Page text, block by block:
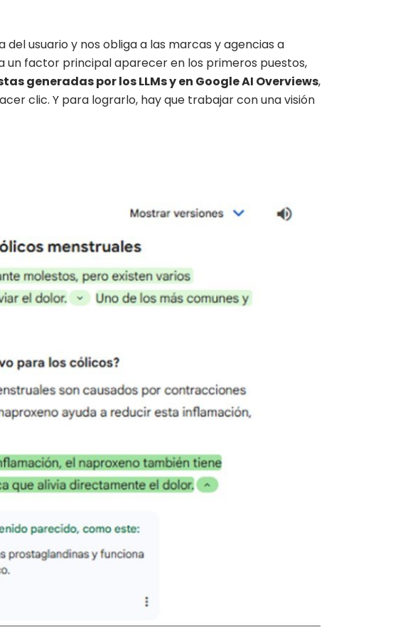
usuario y nos obliga a las marcas y agencias a
un factor principal aparecer en los primeros puestos,
generadas por los LLMs y en Google AI Overviews,
clic. Y para lograrlo, hay que trabajar con una visión